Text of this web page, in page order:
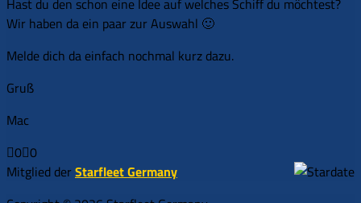
Wir haben da ein paar zur Auswahl 🙂
Melde dich da einfach nochmal kurz dazu.
Gruß
Mac
Anklicken
für
Daumen
0 Anklicken
für
Daumen
0
Mitglied derStarfleet Germany